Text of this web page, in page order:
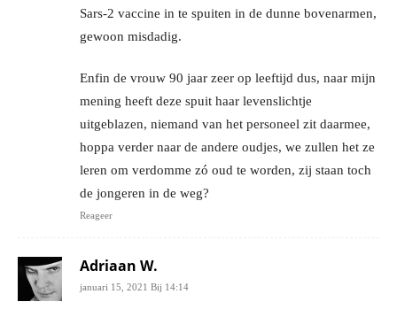
Sars-2 vaccine in te spuiten in de dunne bovenarmen,
gewoon misdadig.
Enfin de vrouw 90 jaar zeer op leeftijd dus, naar mijn
mening heeft deze spuit haar levenslichtje
uitgeblazen, niemand van het personeel zit daarmee,
hoppa verder naar de andere oudjes, we zullen het ze
leren om verdomme zó oud te worden, zij staan toch
de jongeren in de weg?
Reageer
Adriaan W.
januari 15, 2021 Bij 14:14